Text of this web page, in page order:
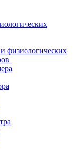
физиологических